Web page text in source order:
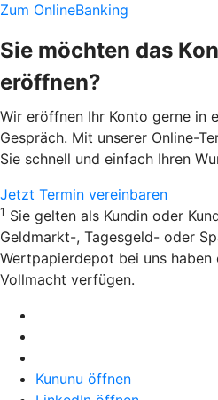
Zum OnlineBanking
Sie möchten das
eröffnen?
Wir eröffnen Ihr Konto gerne in
Gespräch. Mit unserer Online-
Sie schnell und einfach Ihren
Jetzt Termin vereinbaren
1 Sie gelten als Kundin oder
Geldmarkt-, Tagesgeld- oder
Wertpapierdepot bei uns
Vollmacht verfügen.
Kununu öffnen